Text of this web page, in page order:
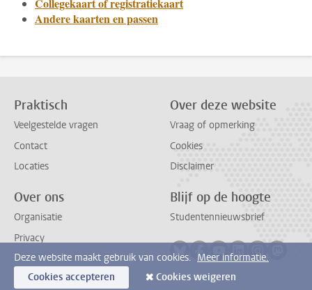
Andere kaarten en passen
Praktisch
Veelgestelde vragen
Contact
Locaties
Over deze website
Vraag of opmerking
Cookies
Disclaimer
Over ons
Organisatie
Privacy
Blijf op de hoogte
Studentennieuwsbrief
Deze website maakt gebruik van cookies. Meer informatie.
Cookies accepteren
Cookies weigeren